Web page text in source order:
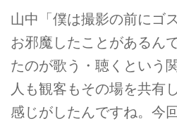
山中「僕は撮影の前にゴ
お邪魔したことがあるん
たのが歌う・聴くという
人も観客もその場を共有
感じがしたんですね。今